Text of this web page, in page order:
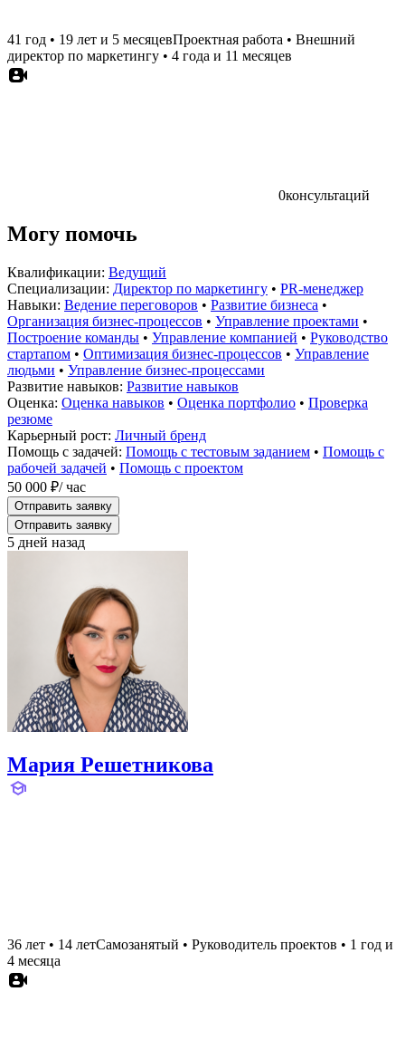
41 год • 19 лет и 5 месяцевПроектная работа • Внешний
директор по маркетингу • 4 года и 11 месяцев
0консультаций
Могу помочь
Квалификации: Ведущий
Специализации: Директор по маркетингу • PR-менеджер
Навыки: Ведение переговоров • Развитие бизнеса •
Организация бизнес-процессов • Управление проектами •
Построение команды • Управление компанией • Руководство
стартапом • Оптимизация бизнес-процессов • Управление
людьми • Управление бизнес-процессами
Развитие навыков: Развитие навыков
Оценка: Оценка навыков • Оценка портфолио • Проверка
резюме
Карьерный рост: Личный бренд
Помощь с задачей: Помощь с тестовым заданием • Помощь с
рабочей задачей • Помощь с проектом
50 000 ₽/ час
Отправить заявку
Отправить заявку
5 дней назад
Мария Решетникова
36 лет • 14 летСамозанятый • Руководитель проектов • 1 год и
4 месяца